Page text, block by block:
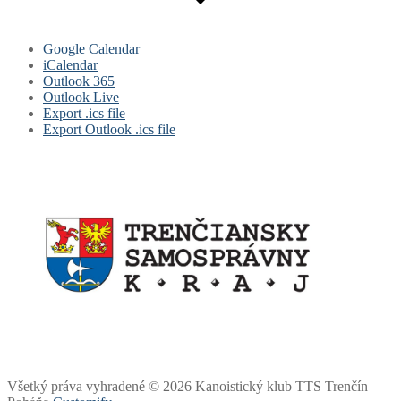
Google Calendar
iCalendar
Outlook 365
Outlook Live
Export .ics file
Export Outlook .ics file
Všetký práva vyhradené © 2026 Kanoistický klub TTS Trenčín –